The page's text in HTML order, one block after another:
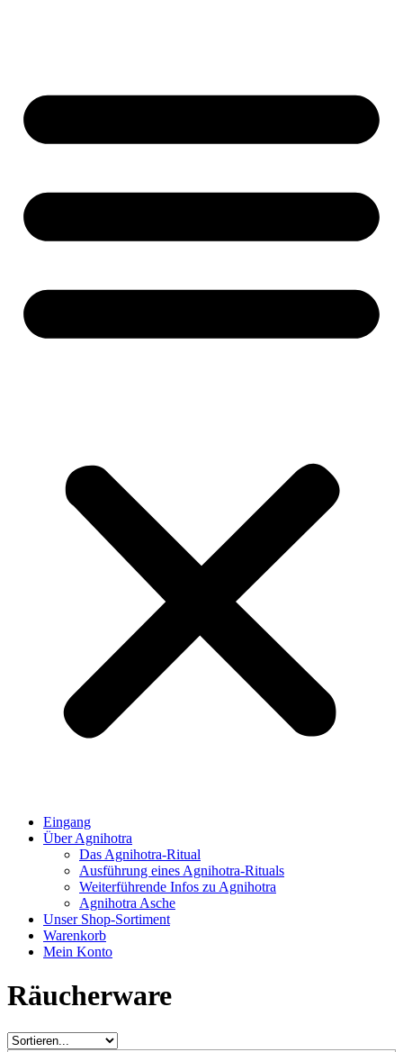
Eingang
Über Agnihotra
Das Agnihotra-Ritual
Ausführung eines Agnihotra-Rituals
Weiterführende Infos zu Agnihotra
Agnihotra Asche
Unser Shop-Sortiment
Warenkorb
Mein Konto
Räucherware